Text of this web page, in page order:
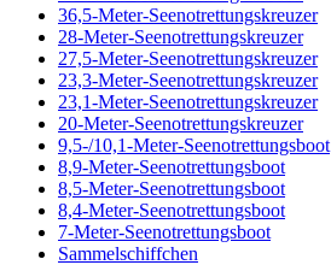
36,5-Meter-Seenotrettungskreuzer
28-Meter-Seenotrettungskreuzer
27,5-Meter-Seenotrettungskreuzer
23,3-Meter-Seenotrettungskreuzer
23,1-Meter-Seenotrettungskreuzer
20-Meter-Seenotrettungskreuzer
9,5-/10,1-Meter-Seenotrettungsboot
8,9-Meter-Seenotrettungsboot
8,5-Meter-Seenotrettungsboot
8,4-Meter-Seenotrettungsboot
7-Meter-Seenotrettungsboot
Sammelschiffchen